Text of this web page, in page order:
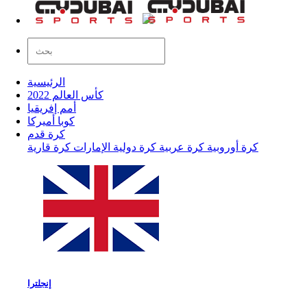
الرئيسية
كأس العالم 2022
أمم إفريقيا
كوبا أميركا
كرة قدم
كرة أوروبية كرة عربية كرة دولية الإمارات كرة قارية
إنجلترا